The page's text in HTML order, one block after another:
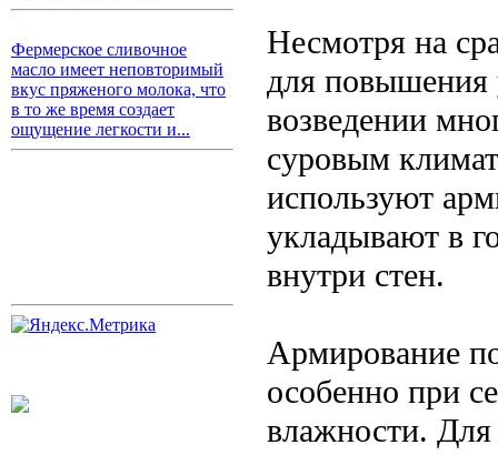
Фермерское сливочное
масло имеет неповторимый
вкус пряженого молока, что
в то же время создает
ощущение легкости и...
Несмотря на
для повышения
возведении
суровым
используют
укладывают в
внутри стен.
Армирование
особенно при
влажности.